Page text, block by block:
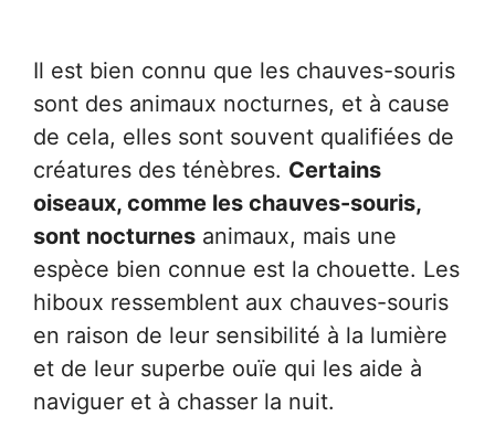
Il est bien connu que les chauves-souris
sont des animaux nocturnes, et à cause
de cela, elles sont souvent qualifiées de
créatures des ténèbres. Certains
oiseaux, comme les chauves-souris,
sont nocturnes animaux, mais une
espèce bien connue est la chouette. Les
hiboux ressemblent aux chauves-souris
en raison de leur sensibilité à la lumière
et de leur superbe ouïe qui les aide à
naviguer et à chasser la nuit.